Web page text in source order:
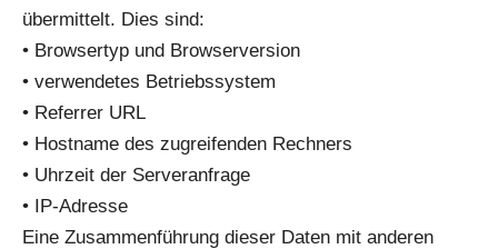
übermittelt. Dies sind:
• Browsertyp und Browserversion
• verwendetes Betriebssystem
• Referrer URL
• Hostname des zugreifenden Rechners
• Uhrzeit der Serveranfrage
• IP-Adresse
Eine Zusammenführung dieser Daten mit anderen